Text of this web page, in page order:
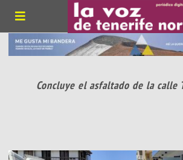
Concluye el asfaltado de la calle